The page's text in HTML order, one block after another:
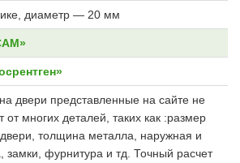
диаметр — 20 мм
двери представленные на сайте не
от многих деталей, таких как :размер
двери, толщина металла, наружная и
замки, фурнитура и тд. Точный расчет